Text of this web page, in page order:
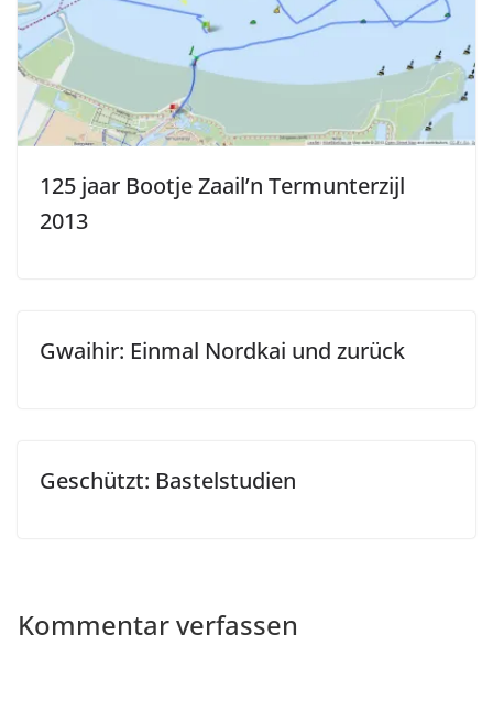
125 jaar Bootje Zaail’n Termunterzijl
2013
Gwaihir: Einmal Nordkai und zurück
Geschützt: Bastelstudien
Kommentar verfassen